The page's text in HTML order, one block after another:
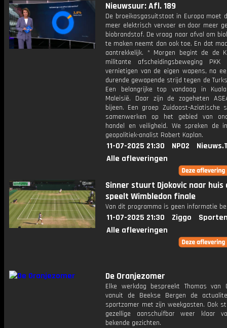
Nieuwsuur: Afl. 189
De broeikasgasuitstoot in Europa moet
meer elektrisch vervoer en door meer
biobrandstof. De vraag naar afval om
te maken neemt dan ook toe. En dat
aantrekkelijk. * Morgen begint de de
militante afscheidingsbeweging
vernietigen van de eigen wapens, na
durende gewapende strijd tegen de
Een belangrijke top vandaag in
Maleisië. Daar zijn de zogeheten
bijeen. Een groep Zuidoost-Aziatische
samenwerken op het gebied van
handel en veiligheid. We spreken de
geopolitiek-analist Robert Kaplan.
11-07-2025 21:30 NPO2
Alle afleveringen
Sinner stuurt Djokovic naar huis
speelt Wimbledon finale
Van dit programma is geen informatie
11-07-2025 21:30 Ziggo
Alle afleveringen
De Oranjezomer
Elke werkdag bespreekt Thomas van
vanuit de Beekse Bergen de
sportzomer met zijn weekgasten. Ook
gezellige aanschuifbar weer klaar
bekende gezichten.